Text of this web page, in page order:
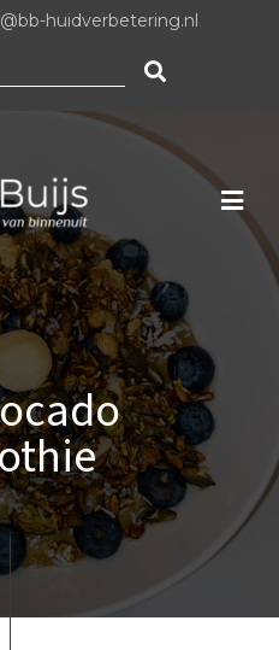
huidverbetering.nl